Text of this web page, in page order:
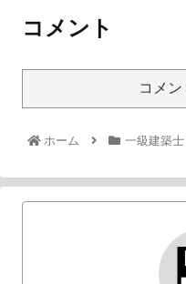
コメント
コメ
ホーム 一級建築